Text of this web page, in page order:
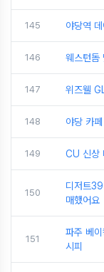
145 야당역
146 웨스턴돔
147 위즈웰
148 야당 카
149 CU 신상
150
디저트
매했어요
151
파주 베
시피